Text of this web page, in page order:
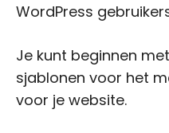
WordPress
Je kunt beginnen
sjablonen voor het
voor je website.